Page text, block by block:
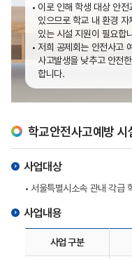
이로 인해 학생 대상 안
있으므로 학교 내 환경
있는 시설 지원이 필요합
저희 공제회는 안전사고
사고발생을 낮추고 안전
합니다.
학교안전사고예방 시
사업대상
서울특별시소속 관내 각급
사업내용
사업 구분